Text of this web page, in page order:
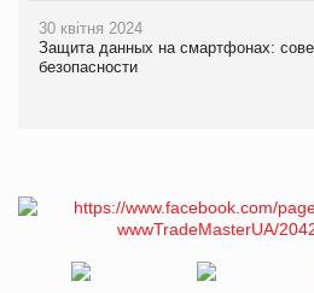
30 квітня 2024
Защита данных на смартфонах:
безопасности